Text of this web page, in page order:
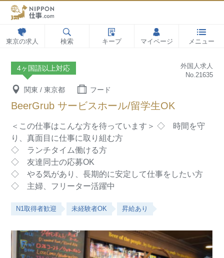
東京の求人 検索 キープ マイページ メニュー
4ヶ国語以上対応
外国人求人
No.21635
関東 / 東京都 フード
BeerGrub サービスホール/留学生OK
＜この仕事はこんな方を待っています＞ ◇ 時間を守
り、真面目に仕事に取り組む方
◇ ランチタイム働ける方
◇ 友達同士の応募OK
◇ やる気があり、長期的に安定して仕事をしたい方
◇ 主婦、フリーター活躍中
N1取得者歓迎 未経験者OK 昇給あり